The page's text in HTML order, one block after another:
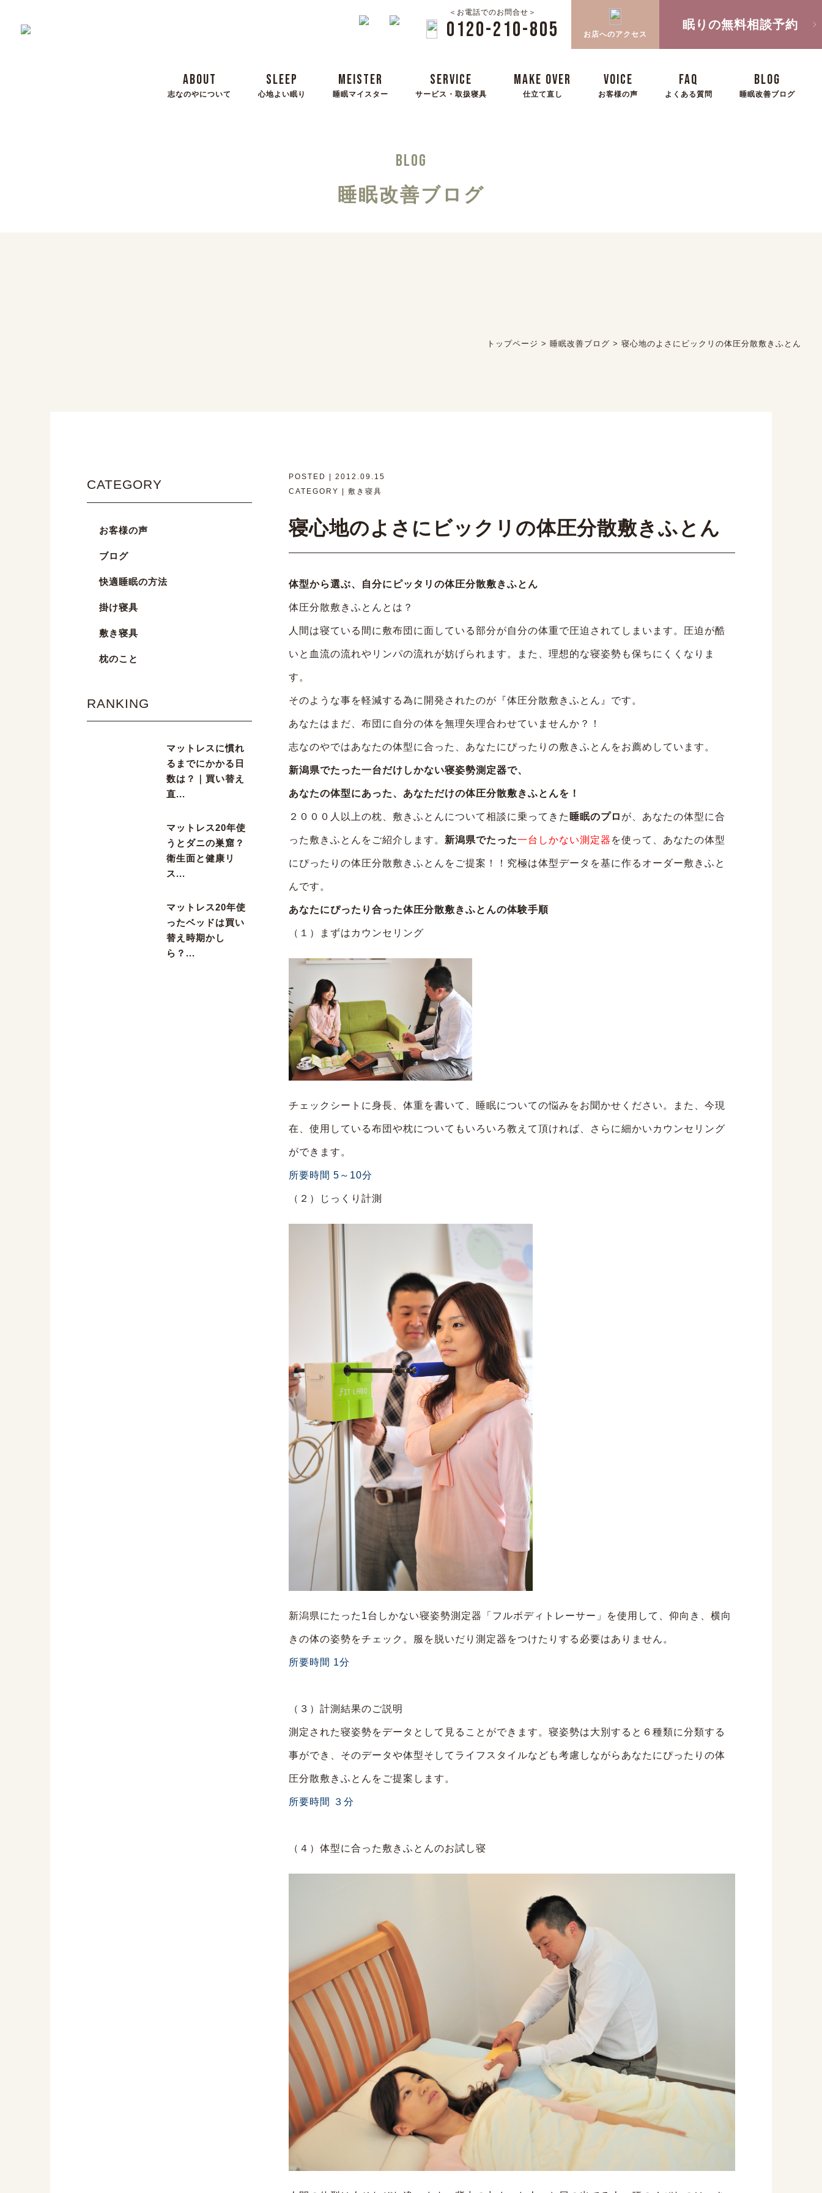
＜お電話でのお問合せ＞
0120-210-805 お店へのアクセス
眠りの無料相談予約
ABOUT
志なのやについて
SLEEP
心地よい眠り
MEISTER
睡眠マイスター
SERVICE
サービス・取扱寝具
MAKE OVER
仕立て直し
VOICE
お客様の声
FAQ
よくある質問
BLOG
睡眠改善ブログ
BLOG
睡眠改善ブログ
トップページ > 睡眠改善ブログ >寝心地のよさにビックリの体圧分散敷きふとん
POSTED | 2012.09.15
CATEGORY | 敷き寝具
寝心地のよさにビックリの体圧分散敷きふとん
体型から選ぶ、自分にピッタリの体圧分散敷きふとん
体圧分散敷きふとんとは？
人間は寝ている間に敷布団に面している部分が自分の体重で圧迫されてしまいます。圧迫が酷
いと血流の流れやリンパの流れが妨げられます。また、理想的な寝姿勢も保ちにくくなりま
す。
そのような事を軽減する為に開発されたのが『体圧分散敷きふとん』です。
あなたはまだ、布団に自分の体を無理矢理合わせていませんか？！
志なのやではあなたの体型に合った、あなたにぴったりの敷きふとんをお薦めしています。
新潟県でたった一台だけしかない寝姿勢測定器で、
あなたの体型にあった、あなただけの体圧分散敷きふとんを！
２０００人以上の枕、敷きふとんについて相談に乗ってきた 睡眠のプロ が、あなたの体型に合
った敷きふとんをご紹介します。 新潟県でたった一台しかない測定器 を使って、あなたの体型
にぴったりの体圧分散敷きふとんをご提案！！究極は体型データを基に作るオーダー敷きふと
んです。
あなたにぴったり合った体圧分散敷きふとんの体験手順
（１）まずはカウンセリング
チェックシートに身長、体重を書いて、睡眠についての悩みをお聞かせください。また、今現
在、使用している布団や枕についてもいろいろ教えて頂ければ、さらに細かいカウンセリング
ができます。
所要時間 5～10分
（２）じっくり計測
新潟県にたった1台しかない寝姿勢測定器「フルボディトレーサー」を使用して、仰向き、横向
きの体の姿勢をチェック。服を脱いだり測定器をつけたりする必要はありません。
所要時間 1分
（３）計測結果のご説明
測定された寝姿勢をデータとして見ることができます。寝姿勢は大別すると６種類に分類する
事ができ、そのデータや体型そしてライフスタイルなども考慮しながらあなたにぴったりの体
圧分散敷きふとんをご提案します。
所要時間 ３分
（４）体型に合った敷きふとんのお試し寝
CATEGORY
お客様の声
ブログ
快適睡眠の方法
掛け寝具
敷き寝具
枕のこと
RANKING
マットレスに慣れ
るまでにかかる日
数は？｜買い替え
直...
マットレス20年使
うとダニの巣窟？
衛生面と健康リ
ス...
マットレス20年使
ったベッドは買い
替え時期かし
ら？...